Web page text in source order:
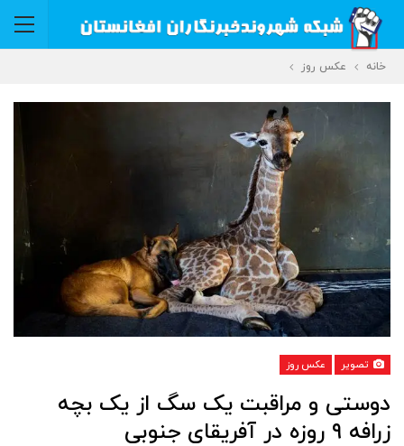
خانه عکس روز
تصویر عکس روز
دوستی و مراقبت یک سگ از یک بچه
زرافه ۹ روزه در آفریقای جنوبی